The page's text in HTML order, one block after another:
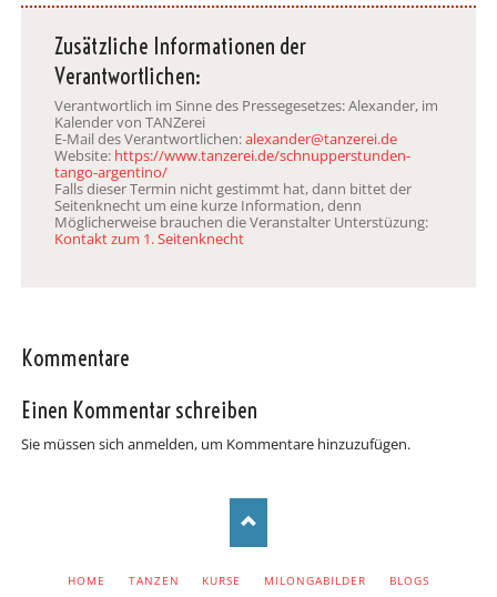
Zusätzliche Informationen der
Verantwortlichen:
Verantwortlich im Sinne des Pressegesetzes: Alexander, im
Kalender von TANZerei
E-Mail des Verantwortlichen:alexander@tanzerei.de
Website: https://www.tanzerei.de/schnupperstunden-
tango-argentino/
Falls dieser Termin nicht gestimmt hat, dann bittet der
Seitenknecht um eine kurze Information, denn
Möglicherweise brauchen die Veranstalter Unterstüzung:
Kontakt zum 1. Seitenknecht
Kommentare
Einen Kommentar schreiben
Sie müssen sich anmelden, um Kommentare hinzuzufügen.
NAVIGATION
HOME TANZEN KURSE MILONGABILDER BLOGS